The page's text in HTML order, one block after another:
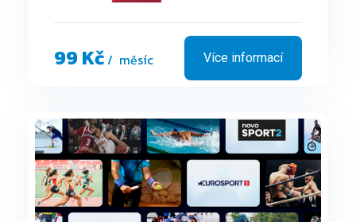
99 Kč/ měsíc Více informací